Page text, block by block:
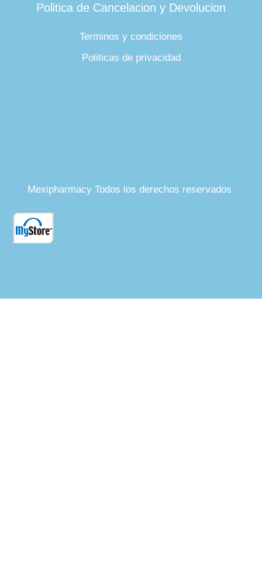
Politica de Cancelacion y Devolucion
Terminos y condiciones
Politicas de privacidad
Mexipharmacy Todos los derechos reservados